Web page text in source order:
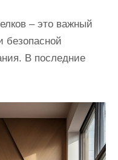
– это важный
безопасной
В последние